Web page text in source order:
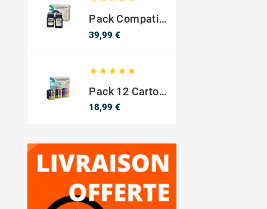
Pack Compatible Canon PG-540 XL / CL-541 XL – Noir & Couleur – Haute Capacité
39,99 €
    
Pack 12 Cartouches Compatible EPSON 603XL
18,99 €